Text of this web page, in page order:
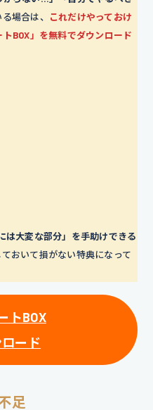
場合は、
これだけやっておけ
BOX」を無料でダウンロード
は大変な部分」を手助けできる
おいて損がない特典になって
トBOX
ード
足